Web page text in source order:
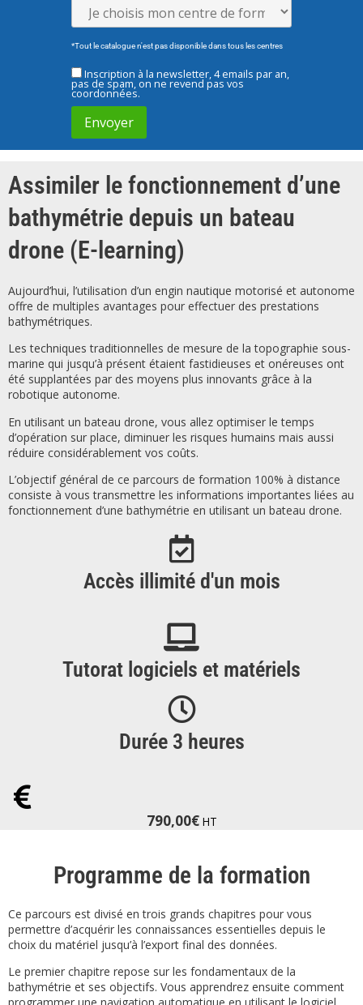
*Tout le catalogue n'est pas disponible dans tous les centres
Inscription à la newsletter, 4 emails par an,
pas de spam, on ne revend pas vos
coordonnées.
Assimiler le fonctionnement d’une
bathymétrie depuis un bateau
drone (E-learning)
Aujourd’hui, l’utilisation d’un engin nautique motorisé et autonome
offre de multiples avantages pour effectuer des prestations
bathymétriques.
Les techniques traditionnelles de mesure de la topographie sous-
marine qui jusqu’à présent étaient fastidieuses et onéreuses ont
été supplantées par des moyens plus innovants grâce à la
robotique autonome.
En utilisant un bateau drone, vous allez optimiser le temps
d’opération sur place, diminuer les risques humains mais aussi
réduire considérablement vos coûts.
L’objectif général de ce parcours de formation 100% à distance
consiste à vous transmettre les informations importantes liées au
fonctionnement d’une bathymétrie en utilisant un bateau drone.
Accès illimité d'un mois
Tutorat logiciels et matériels
Durée 3 heures
790,00€ HT
Programme de la formation
Ce parcours est divisé en trois grands chapitres pour vous
permettre d’acquérir les connaissances essentielles depuis le
choix du matériel jusqu’à l’export final des données.
Le premier chapitre repose sur les fondamentaux de la
bathymétrie et ses objectifs. Vous apprendrez ensuite comment